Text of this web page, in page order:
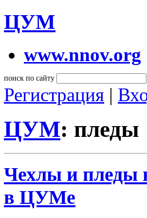
ЦУМ
www.nnov.org
поиск по сайту
Регистрация |
ЦУМ: пледы
Чехлы и пледы
в ЦУМе